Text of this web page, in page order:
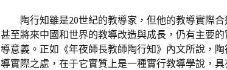
陶行知雖是20世紀的教導家，但他的教導實際
甚至將來中國和世界的教導改造與成長，仍有主要
導意義。正如《年夜師長教師陶行知》內文所說，
導實際之處，在于它實質上是一種實行教導學說，